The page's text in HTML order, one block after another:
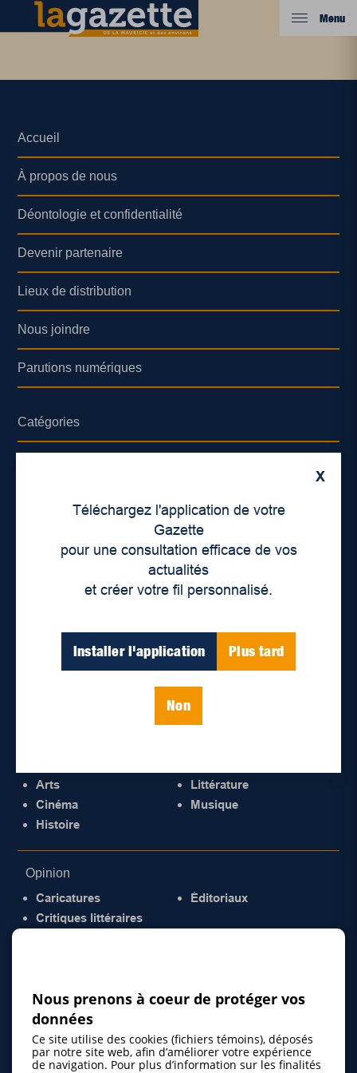
Menu
X
Téléchargez l'application de votre
Gazette
pour une consultation efficace de vos
actualités
et créer votre fil personnalisé.
Installer l'application Plus tard
Non
Accueil
À propos de nous
Déontologie et confidentialité
Devenir partenaire
Lieux de distribution
Nous joindre
Parutions numériques
Catégories
International
Politique
Santé
Arts
Cinéma
Histoire
Littérature
Musique
Opinion
Caricatures
Critiques littéraires
Éditoriaux
Nous prenons à coeur de protéger vos
données
Ce site utilise des cookies (fichiers témoins), déposés
par notre site web, afin d’améliorer votre expérience
de navigation. Pour plus d’information sur les finalités